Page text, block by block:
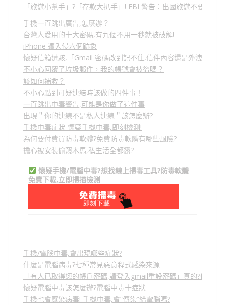
「旅遊小幫手」 ? 「存款大扒手」 ! FBI 警告：出國旅遊不要做的
手機一直跳出廣告,怎麼辦？
台灣人愛用的十大密碼,有九個不用一秒就被破解!
iPhone 遭入侵六個跡象
懷疑信箱遭駭,「Gmail 密碼改到記不住,信件內容還是外洩？」,
不小心回覆了垃圾郵件，我的帳號會被盜嗎？
該如何補救？
不小心點到可疑連結時該做的四件事！
一直跳出中毒警告,可能是你做了這件事
出現＂你的連線不是私人連線＂該怎麼辦?
手機中毒症狀-懷疑手機中毒,即刻檢測!
為何要付費買防毒軟體?免費防毒軟體有哪些風險?
擔心被安裝偷窺木馬,私生活全都露?
懷疑手機/電腦中毒?想找線上掃毒工具?防毒軟體
免費下載,立即掃描檢測
手機/電腦中毒,會出現哪些症狀?
什麼是電腦病毒?七種常見惡意程式感染來源
「有人已取得您的帳戶密碼,請登入gmail重設密碼」真的?假的?5
懷疑電腦中毒該怎麼辦?電腦中毒十症狀
手機也會感染病毒! 手機中毒,會”傳染”給電腦嗎?